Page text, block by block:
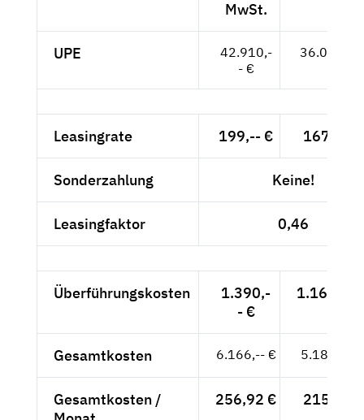
MwSt.
UPE
42.910,-
- €
36.059,--
Leasingrate 199,-- € 167,23 €
Sonderzahlung Keine!
Leasingfaktor 0,46
Überführungskosten
1.390,-
- €
1.168,07
Gesamtkosten 6.166,-- € 5.181,51
Gesamtkosten /
256,92 € 215,90 €